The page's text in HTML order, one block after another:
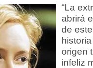
“La
abrirá
de
origen
infeliz